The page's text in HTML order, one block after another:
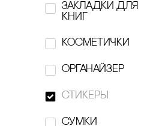
Belugin Sam
BOBBER
‎Breechka Magazine
BUTTERCUPS
cARABINE
закладки для
книг
косметички
органайзер
стикеры
сумки